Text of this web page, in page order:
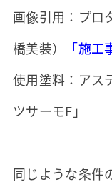
画像引用：プロ
橋美装）
「施工
使用塗料：アス
ツサーモF」
同じような条件